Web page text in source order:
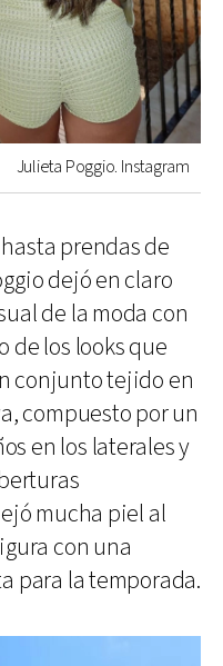
Julieta Poggio. Instagram
prendas de
dejó en claro
de la moda con
de los looks que
conjunto tejido en
compuesto por un
en los laterales y
mucha piel al
con una
para la temporada.